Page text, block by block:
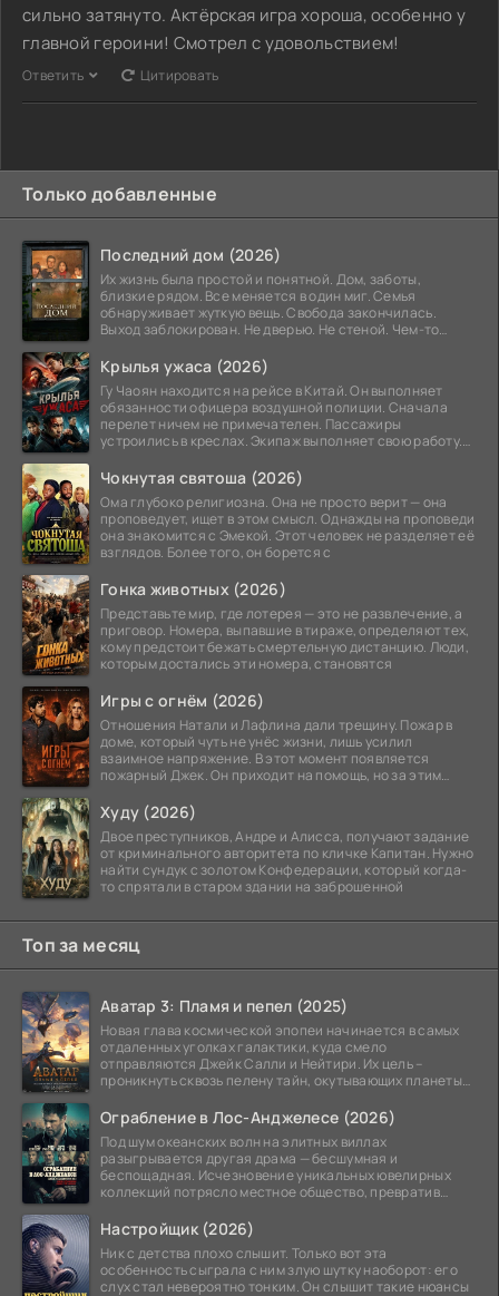
сильно затянуто. Актёрская игра хороша, особенно у
главной героини! Смотрел с удовольствием!
Ответить Цитировать
Только добавленные
Последний дом (2026)
Их жизнь была простой и понятной. Дом, заботы,
близкие рядом. Все меняется в один миг. Семья
обнаруживает жуткую вещь. Свобода закончилась.
Выход заблокирован. Не дверью. Не стеной. Чем-то
Крылья ужаса (2026)
Гу Чаоян находится на рейсе в Китай. Он выполняет
обязанности офицера воздушной полиции. Сначала
перелет ничем не примечателен. Пассажиры
устроились в креслах. Экипаж выполняет свою работу.
Чокнутая святоша (2026)
Ома глубоко религиозна. Она не просто верит — она
проповедует, ищет в этом смысл. Однажды на проповеди
она знакомится с Эмекой. Этот человек не разделяет её
взглядов. Более того, он борется с
Гонка животных (2026)
Представьте мир, где лотерея — это не развлечение, а
приговор. Номера, выпавшие в тираже, определяют тех,
кому предстоит бежать смертельную дистанцию. Люди,
которым достались эти номера, становятся
Игры с огнём (2026)
Отношения Натали и Лафлина дали трещину. Пожар в
доме, который чуть не унёс жизни, лишь усилил
взаимное напряжение. В этот момент появляется
пожарный Джек. Он приходит на помощь, но за этим
Худу (2026)
Двое преступников, Андре и Алисса, получают задание
от криминального авторитета по кличке Капитан. Нужно
найти сундук с золотом Конфедерации, который когда-
то спрятали в старом здании на заброшенной
Топ за месяц
Аватар 3: Пламя и пепел (2025)
Новая глава космической эпопеи начинается в самых
отдаленных уголках галактики, куда смело
отправляются Джейк Салли и Нейтири. Их цель –
проникнуть сквозь пелену тайн, окутывающих планеты
Ограбление в Лос-Анджелесе (2026)
Под шум океанских волн на элитных виллах
разыгрывается другая драма — бесшумная и
беспощадная. Исчезновение уникальных ювелирных
коллекций потрясло местное общество, превратив
Настройщик (2026)
Ник с детства плохо слышит. Только вот эта
особенность сыграла с ним злую шутку наоборот: его
слух стал невероятно тонким. Он слышит такие нюансы